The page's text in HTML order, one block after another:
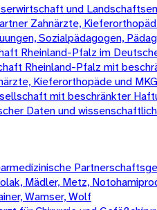
und
Zahnärzte,
Sozialpädagogen,
Rheinland-Pfalz im
Rheinland-Pfalz mit
Kieferorthopäde und
mit beschränkter
Daten und
Mädler, Metz,
Wamser, Wolf